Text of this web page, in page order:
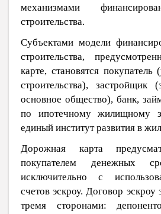
механизмами
строительства.
Субъектами модели
строительства,
карте, становятся покупатель
строительства), застройщик
основное общество), банк,
по ипотечному жилищному
единый институт развития в
Дорожная карта
покупателем денежных
исключительно с
счетов эскроу. Договор
тремя сторонами: